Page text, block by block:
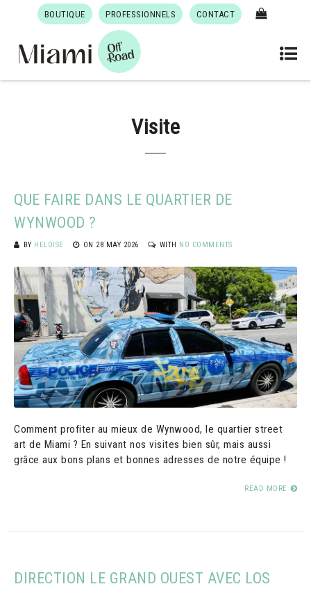
BOUTIQUE PROFESSIONNELS CONTACT
Visite
QUE FAIRE DANS LE QUARTIER DE
WYNWOOD ?
BY HELOISE ON 28 MAY 2026 WITH NO COMMENTS
Comment profiter au mieux de Wynwood, le quartier street
art de Miami ? En suivant nos visites bien sûr, mais aussi
grâce aux bons plans et bonnes adresses de notre équipe !
READ MORE
DIRECTION LE GRAND OUEST AVEC LOS